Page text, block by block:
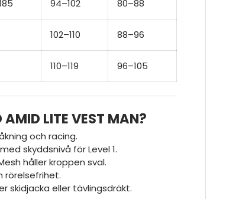
94–102 80–88
102–110 88–96
110–119 96–105
LITE VEST MAN?
och racing.
skyddsnivå för Level 1.
håller kroppen sval.
rörelsefrihet.
skidjacka eller tävlingsdräkt.